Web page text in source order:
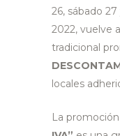
26, sábado
2022, vuelve
tradicional
locales
La promoción